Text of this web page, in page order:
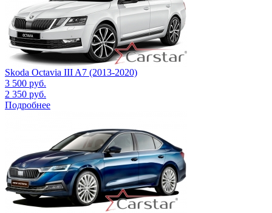
Skoda Octavia III A7 (2013-2020)
3 500 руб.
2 350 руб.
Подробнее